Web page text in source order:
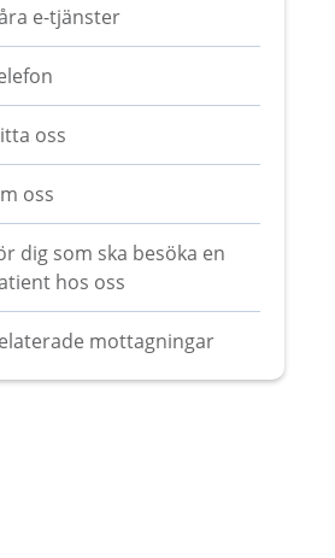
e-tjänster
oss
oss
dig som ska besöka en
hos oss
mottagningar